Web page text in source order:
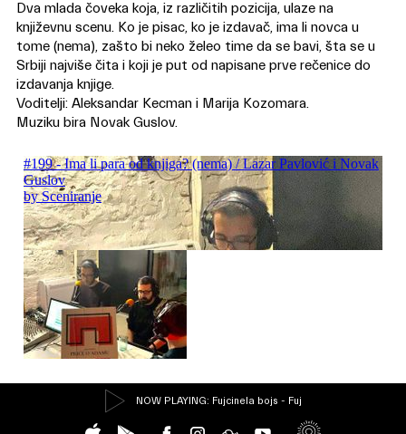
Dva mlada čoveka koja, iz različitih pozicija, ulaze na
književnu scenu. Ko je pisac, ko je izdavač, ima li novca u
tome (nema), zašto bi neko želeo time da se bavi, šta se u
Srbiji najviše čita i koji je put od napisane prve rečenice do
izdavanja knjige.
Voditelji: Aleksandar Kecman i Marija Kozomara.
Muziku bira Novak Guslov.
NOW PLAYING: Fujcinela bojs - Fuj